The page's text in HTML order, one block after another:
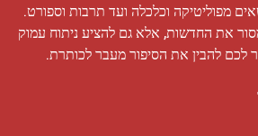
מפוליטיקה וכלכלה ועד תרבות וספורט.
את החדשות, אלא גם להציע ניתוח עמוק
לכם להבין את הסיפור מעבר לכותרת.